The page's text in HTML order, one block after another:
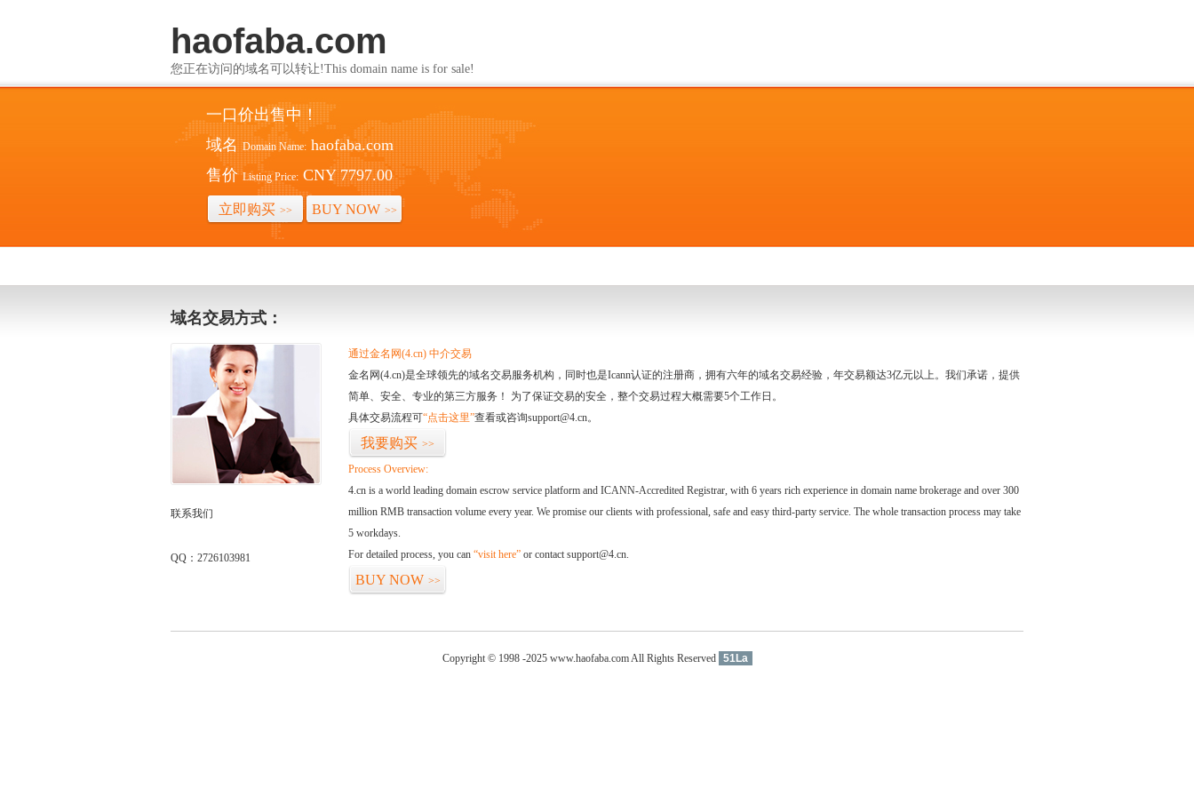
haofaba.com
您正在访问的域名可以转让!This domain name is for sale!
一口价出售中！
域名 Domain Name: haofaba.com
售价 Listing Price: CNY 7797.00
立即购买 >> BUY NOW >>
域名交易方式：
联系我们
QQ：2726103981
通过金名网(4.cn) 中介交易
金名网(4.cn)是全球领先的域名交易服务机构，同时也是Icann认证的注册商，拥有六年的域名交易经验，年交易额达3亿元以上。我们承诺，提供
简单、安全、专业的第三方服务！ 为了保证交易的安全，整个交易过程大概需要5个工作日。
具体交易流程可“点击这里”查看或咨询support@4.cn。
我要购买 >>
Process Overview:
4.cn is a world leading domain escrow service platform and ICANN-Accredited Registrar, with 6 years rich experience in domain name brokerage and over 300
million RMB transaction volume every year. We promise our clients with professional, safe and easy third-party service. The whole transaction process may take
5 workdays.
For detailed process, you can “visit here” or contact support@4.cn.
BUY NOW >>
Copyright © 1998 -2025 www.haofaba.com All Rights Reserved 51La